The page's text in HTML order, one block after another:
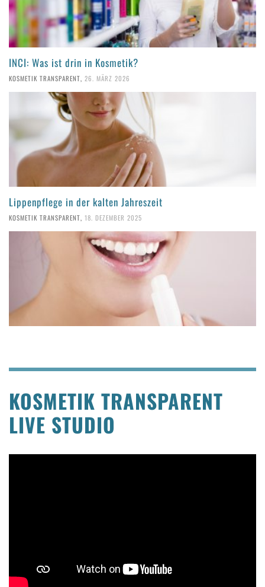
INCI: Was ist drin in Kosmetik?
KOSMETIK TRANSPARENT, 26. MÄRZ 2026
Lippenpflege in der kalten Jahreszeit
KOSMETIK TRANSPARENT, 18. DEZEMBER 2025
KOSMETIK TRANSPARENT
LIVE STUDIO